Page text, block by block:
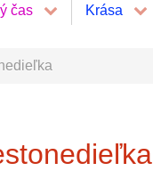
čas Krása